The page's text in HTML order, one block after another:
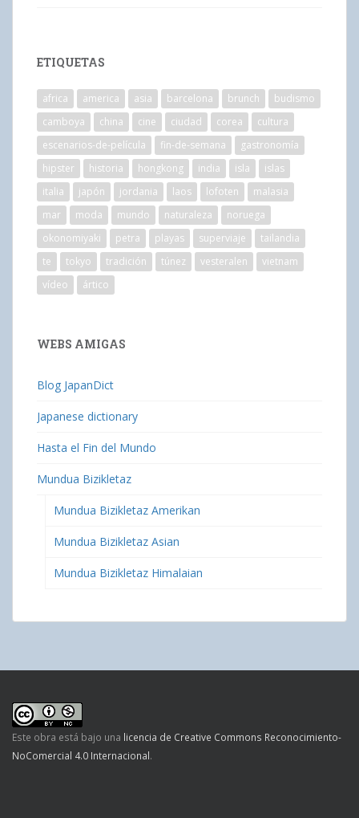
ETIQUETAS
africa america asia barcelona brunch
budismo
camboya
china cine ciudad corea
cultura
escenarios-de-película
fin-de-semana
gastronomía
hipster
historia hongkong india isla
islas
italia
japón jordania laos lofoten
malasia
mar
moda mundo naturaleza
noruega
okonomiyaki
petra playas superviaje
tailandia
te
tokyo tradición túnez vesteralen
vietnam
vídeo
ártico
WEBS AMIGAS
Blog JapanDict
Japanese dictionary
Hasta el Fin del Mundo
Mundua Bizikletaz
Mundua Bizikletaz Amerikan
Mundua Bizikletaz Asian
Mundua Bizikletaz Himalaian
Este obra está bajo una licencia de Creative Commons Reconocimiento-
NoComercial 4.0 Internacional.